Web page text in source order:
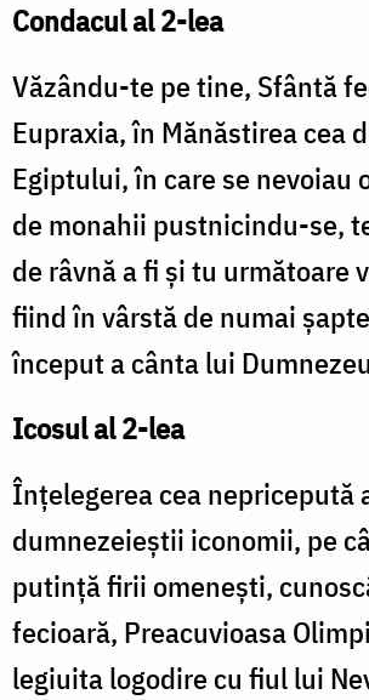
Condacul al 2-lea
Văzându-te pe tine, Sfântă
Eupraxia, în Mănăstirea cea
Egiptului, în care se nevoiau
de monahii pustnicindu-se,
de râvnă a fi şi tu următoare
fiind în vârstă de numai
început a cânta lui
Icosul al 2-lea
Înţelegerea cea nepricepută
dumnezeieştii iconomii, pe
putinţă firii omeneşti,
fecioară, Preacuvioasa
legiuita logodire cu fiul lui